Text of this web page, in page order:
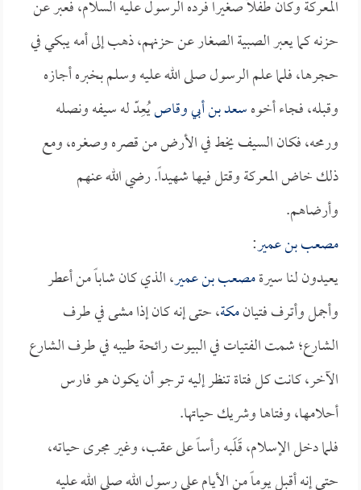
المعركة وكان طفلاً صغيراً فرده الرسول عليه السلام، فعبر عن
حزنه كما يعبر الصبية الصغار عن حزنهم، ذهب إلى أمه يبكي في
حجرها، فلما علم الرسول صلى الله عليه وسلم بخبره أجازه
وقبله، فجاء أخوهسعد بن أبي وقاصيُعِدّ له سيفه ونصله
ورمحه، فكان السيف يخط في الأرض من قصره وصغره، ومع
ذلك خاض المعركة وقتل فيها شهيداً. رضي الله عنهم
وأرضاهم.
مصعب بن عمير:
يعيدون لنا سيرةمصعب بن عمير، الذي كان شاباً من أعطر
وأجمل وأترف فتيانمكة، حتى إنه كان إذا مشى في طرف
الشارع؛ شمت الفتيات في البيوت رائحة طيبه في طرف الشارع
الآخر، كانت كل فتاة تنظر إليه ترجو أن يكون هو فارس
أحلامها، وفتاها وشريك حياتها.
فلما دخل الإسلام، قَلَبه رأساً على عقب، وغير مجرى حياته،
حتى إنه أقبل يوماً من الأيام على رسول الله صلى الله عليه